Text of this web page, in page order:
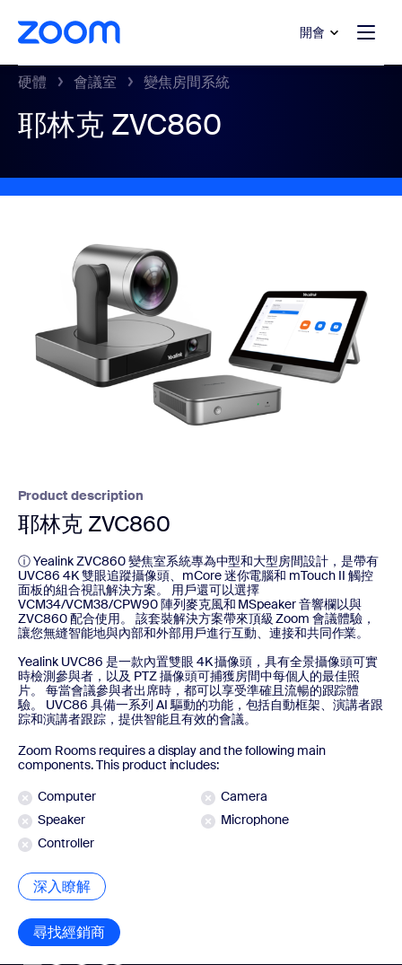
至主要內容
至協助聊天 開會
硬體 會議室 變焦房間系統
耶林克 ZVC860
Product description
耶林克 ZVC860
ⓘ Yealink ZVC860 變焦室系統專為中型和大型房間設計，是帶有
UVC86 4K 雙眼追蹤攝像頭、mCore 迷你電腦和 mTouch II 觸控
面板的組合視訊解決方案。 用戶還可以選擇
VCM34/VCM38/CPW90 陣列麥克風和 MSpeaker 音響欄以與
ZVC860 配合使用。 該套裝解決方案帶來頂級 Zoom 會議體驗，
讓您無縫智能地與內部和外部用戶進行互動、連接和共同作業。
Yealink UVC86 是一款內置雙眼 4K 攝像頭，具有全景攝像頭可實
時檢測參與者，以及 PTZ 攝像頭可捕獲房間中每個人的最佳照
片。 每當會議參與者出席時，都可以享受準確且流暢的跟踪體
驗。 UVC86 具備一系列 AI 驅動的功能，包括自動框架、演講者跟
踪和演講者跟踪，提供智能且有效的會議。
Zoom Rooms requires a display and the following main
components. This product includes:
Computer
Camera
Speaker
Microphone
Controller
深入瞭解 深入瞭解
尋找經銷商 尋找經銷商